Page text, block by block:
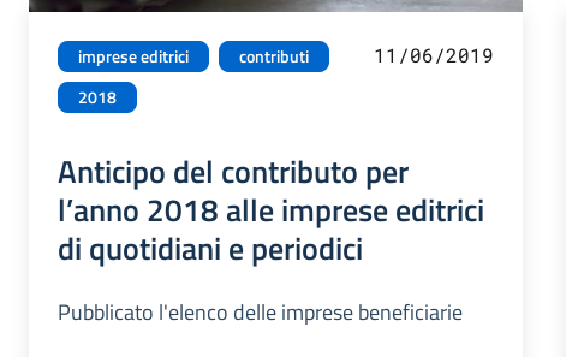
imprese editrici
contributi
2018
11/06/2019
Anticipo del contributo per
l’anno 2018 alle imprese editrici
di quotidiani e periodici
Pubblicato l'elenco delle imprese beneficiarie